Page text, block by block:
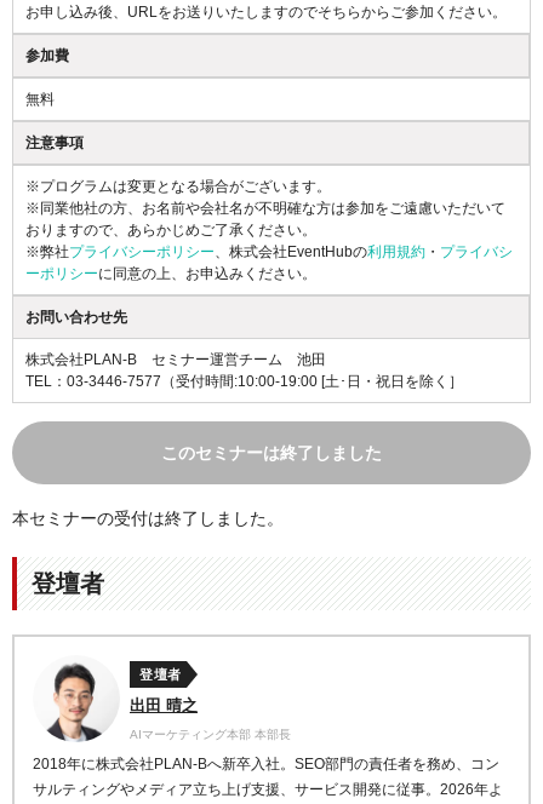
お申し込み後、URLをお送りいたしますのでそちらからご参加ください。
参加費
無料
注意事項
※プログラムは変更となる場合がございます。
※同業他社の方、お名前や会社名が不明確な方は参加をご遠慮いただいて
おりますので、あらかじめご了承ください。
※弊社プライバシーポリシー 、株式会社EventHubの利用規約 ・ プライバシ
ーポリシーに同意の上、お申込みください。
お問い合わせ先
株式会社PLAN-B セミナー運営チーム 池田
TEL：03-3446-7577 （受付時間:10:00-19:00 [土･日・祝日を除く］
このセミナーは終了しました
本セミナーの受付は終了しました。
登壇者
登壇者
出田 晴之
AIマーケティング本部 本部長
2018年に株式会社PLAN-Bへ新卒入社。SEO部門の責任者を務め、コン
サルティングやメディア立ち上げ支援、サービス開発に従事。2026年よ